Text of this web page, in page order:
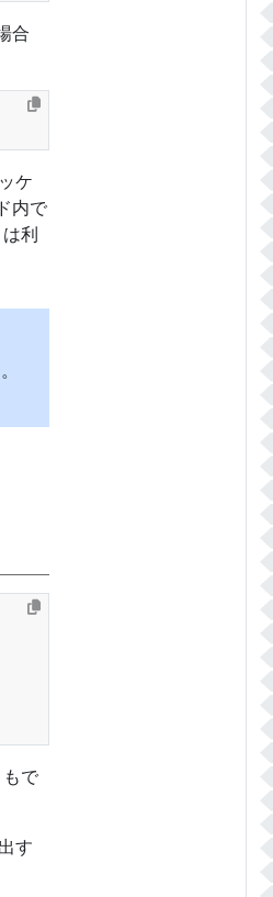
合
ケ
内で
利
で
す